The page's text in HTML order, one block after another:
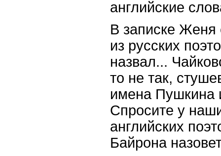
английские
В записке Женя
из русских
назвал...
то не так,
имена Пушкина
Спросите у
английских
Байрона